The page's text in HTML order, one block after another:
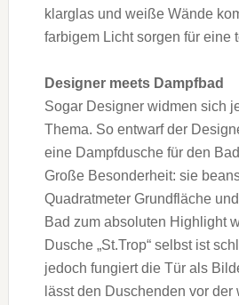
klarglas und weiße Wände
farbigem Licht sorgen für eine
Designer meets Dampfbad
Sogar Designer widmen sich
Thema. So entwarf der
eine Dampfdusche für den
Große Besonderheit: sie
Quadratmeter Grundfläche
Bad zum absoluten Highlight
Dusche „St.Trop“ selbst ist
jedoch fungiert die Tür als
lässt den Duschenden vor